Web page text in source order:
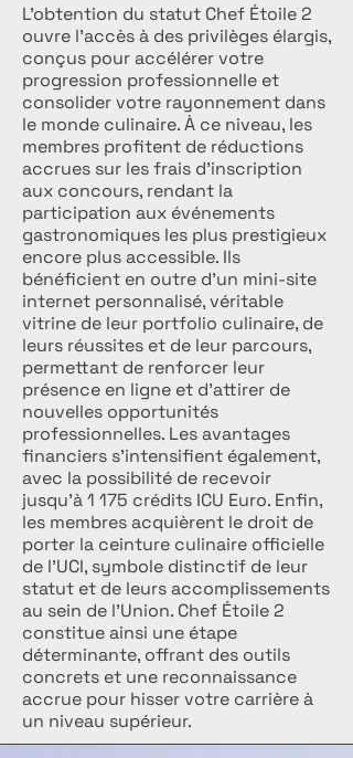
L’obtention du statut Chef Étoile 2
ouvre l’accès à des privilèges élargis,
conçus pour accélérer votre
progression professionnelle et
consolider votre rayonnement dans
le monde culinaire. À ce niveau, les
membres profitent de réductions
accrues sur les frais d’inscription
aux concours, rendant la
participation aux événements
gastronomiques les plus prestigieux
encore plus accessible. Ils
bénéficient en outre d’un mini-site
internet personnalisé, véritable
vitrine de leur portfolio culinaire, de
leurs réussites et de leur parcours,
permettant de renforcer leur
présence en ligne et d’attirer de
nouvelles opportunités
professionnelles. Les avantages
financiers s’intensifient également,
avec la possibilité de recevoir
jusqu’à 1 175 crédits ICU Euro. Enfin,
les membres acquièrent le droit de
porter la ceinture culinaire officielle
de l’UCI, symbole distinctif de leur
statut et de leurs accomplissements
au sein de l’Union. Chef Étoile 2
constitue ainsi une étape
déterminante, offrant des outils
concrets et une reconnaissance
accrue pour hisser votre carrière à
un niveau supérieur.